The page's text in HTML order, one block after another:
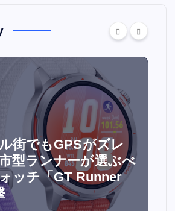
街でもGPSがズレ
型ランナーが選ぶべ
ッチ「GT Runner